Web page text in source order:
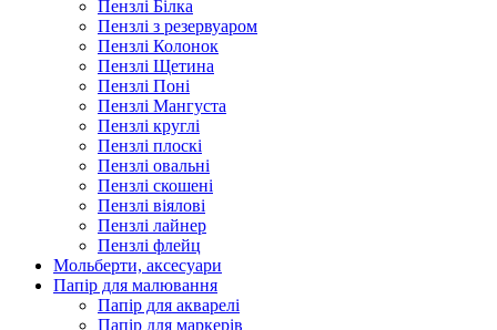
Пензлі Білка
Пензлі з резервуаром
Пензлі Колонок
Пензлі Щетина
Пензлі Поні
Пензлі Мангуста
Пензлі круглі
Пензлі плоскі
Пензлі овальні
Пензлі скошені
Пензлі віялові
Пензлі лайнер
Пензлі флейц
Мольберти, аксесуари
Папір для малювання
Папір для акварелі
Папір для маркерів